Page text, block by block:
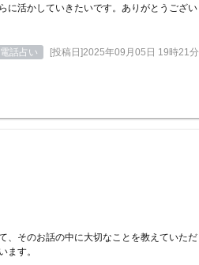
に活かしていきたいです。ありがとうござい
電話占い [投稿日]2025年09月05日 19時21分
、そのお話の中に大切なことを教えていただ
ます。